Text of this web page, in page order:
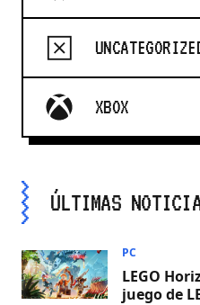
XBOX
ÚLTIMAS
PC
LEGO
juego de